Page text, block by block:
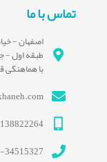
تماس با ما
طبقه اول -
با هماهنگی
- 09170393539